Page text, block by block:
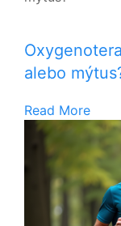
alebo
Read More